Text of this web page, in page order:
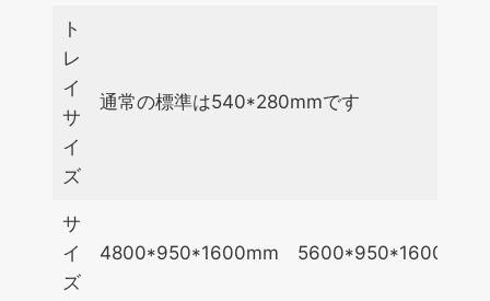
ト
レ
イ
サ
イ
ズ
通常の標準は540*280mmです
サ
イ
ズ
4800*950*1600mm 5600*950*1600mm